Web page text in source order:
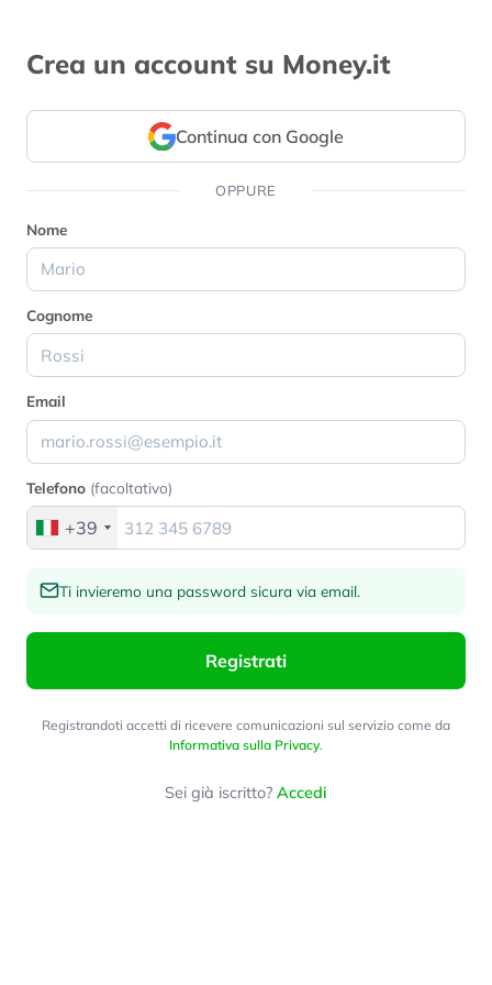
Crea un account su Money.it
Continua con Google
OPPURE
Nome
Cognome
Email
Telefono (facoltativo)
+39
Ti invieremo una password sicura via email.
Registrati
Registrandoti accetti di ricevere comunicazioni sul servizio come da
Informativa sulla Privacy.
Sei già iscritto? Accedi